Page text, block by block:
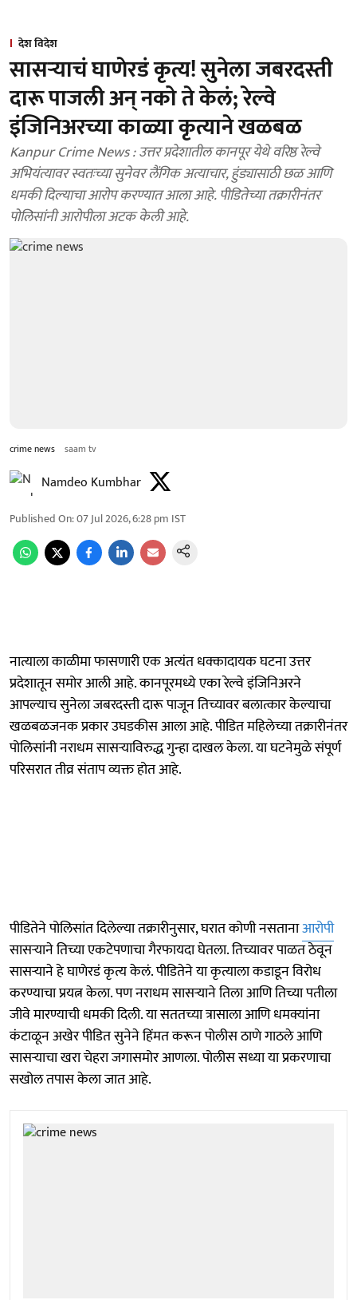
देश विदेश
सासऱ्याचं घाणेरडं कृत्य! सुनेला जबरदस्ती
दारू पाजली अन् नको ते केलं; रेल्वे
इंजिनिअरच्या काळ्या कृत्याने खळबळ
Kanpur Crime News : उत्तर प्रदेशातील कानपूर येथे वरिष्ठ रेल्वे
अभियंत्यावर स्वतःच्या सुनेवर लैंगिक अत्याचार, हुंड्यासाठी छळ आणि
धमकी दिल्याचा आरोप करण्यात आला आहे. पीडितेच्या तक्रारीनंतर
पोलिसांनी आरोपीला अटक केली आहे.
crime news saam tv
Namdeo Kumbhar
Published On:07 Jul 2026, 6:28 pm IST
नात्याला काळीमा फासणारी एक अत्यंत धक्कादायक घटना उत्तर
प्रदेशातून समोर आली आहे. कानपूरमध्ये एका रेल्वे इंजिनिअरने
आपल्याच सुनेला जबरदस्ती दारू पाजून तिच्यावर बलात्कार केल्याचा
खळबळजनक प्रकार उघडकीस आला आहे. पीडित महिलेच्या तक्रारीनंतर
पोलिसांनी नराधम सासऱ्याविरुद्ध गुन्हा दाखल केला. या घटनेमुळे संपूर्ण
परिसरात तीव्र संताप व्यक्त होत आहे.
पीडितेने पोलिसांत दिलेल्या तक्रारीनुसार, घरात कोणी नसतानाआरोपी
सासऱ्याने तिच्या एकटेपणाचा गैरफायदा घेतला. तिच्यावर पाळत ठेवून
सासऱ्याने हे घाणेरडं कृत्य केलं. पीडितेने या कृत्याला कडाडून विरोध
करण्याचा प्रयत्न केला. पण नराधम सासऱ्याने तिला आणि तिच्या पतीला
जीवे मारण्याची धमकी दिली. या सततच्या त्रासाला आणि धमक्यांना
कंटाळून अखेर पीडित सुनेने हिंमत करून पोलीस ठाणे गाठले आणि
सासऱ्याचा खरा चेहरा जगासमोर आणला. पोलीस सध्या या प्रकरणाचा
सखोल तपास केला जात आहे.